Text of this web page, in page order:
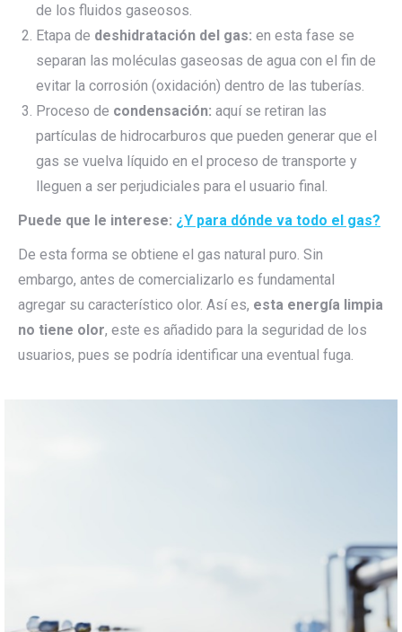
de los fluidos gaseosos.
Etapa de deshidratación del gas: en esta fase se
separan las moléculas gaseosas de agua con el fin de
evitar la corrosión (oxidación) dentro de las tuberías.
Proceso de condensación: aquí se retiran las
partículas de hidrocarburos que pueden generar que el
gas se vuelva líquido en el proceso de transporte y
lleguen a ser perjudiciales para el usuario final.
Puede que le interese: ¿Y para dónde va todo el gas?
De esta forma se obtiene el gas natural puro. Sin
embargo, antes de comercializarlo es fundamental
agregar su característico olor. Así es, esta energía limpia
no tiene olor, este es añadido para la seguridad de los
usuarios, pues se podría identificar una eventual fuga.